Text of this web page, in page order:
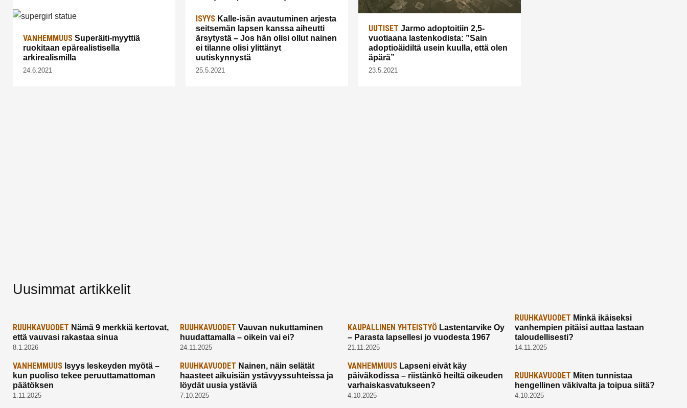
VANHEMMUUS Superäiti-myyttiä
ruokitaan epärealistisella
arkirealismilla
24.6.2021
ISYYS Kalle-isän avautuminen arjesta
seitsemän lapsen kanssa aiheutti
ärsytystä – Jos hän olisi ollut nainen
ei tilanne olisi ylittänyt
uutiskynnystä
25.5.2021
UUTISET Jarmo adoptoitiin 2,5-
vuotiaana lastenkodista: ”Sain
adoptioäidiltä usein kuulla, että olen
äpärä”
23.5.2021
Uusimmat artikkelit
RUUHKAVUODET Nämä 9 merkkiä kertovat,
että vauvasi rakastaa sinua
8.1.2026
RUUHKAVUODET Vauvan nukuttaminen
huudattamalla – oikein vai ei?
24.11.2025
KAUPALLINEN YHTEISTYÖLastentarvike Oy
– Parasta lapsellesi jo vuodesta 1967
21.11.2025
RUUHKAVUODET Minkä ikäiseksi
vanhempien pitäisi auttaa lastaan
taloudellisesti?
14.11.2025
VANHEMMUUS Isyys leskeyden myötä –
kun puoliso tekee peruuttamattoman
päätöksen
1.11.2025
RUUHKAVUODET Nainen, näin selätät
haasteet aikuisiän ystävyyssuhteissa ja
löydät uusia ystäviä
7.10.2025
VANHEMMUUSLapseni eivät käy
päiväkodissa – riistänkö heiltä oikeuden
varhaiskasvatukseen?
4.10.2025
RUUHKAVUODET Miten tunnistaa
hengellinen väkivalta ja toipua siitä?
4.10.2025